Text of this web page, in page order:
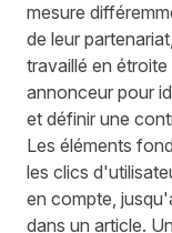
mesure
de leur
travaillé en
annonceur pour
et définir une
Les éléments
les clics
en compte,
dans un article.